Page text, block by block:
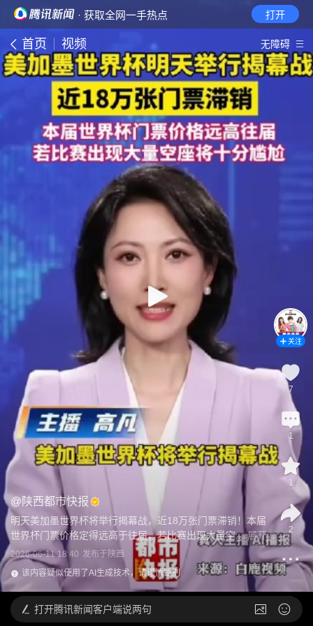
· 获取全网一手热点 打开
首页 视频 无障碍
@陕西都市快报
明天美加墨世界杯将举行揭幕战，近18万张门票滞销！本届
世界杯门票价格定得远高于往届，若比赛出现大量空... 展开
2026-06-11 18:40 发布于 陕西
该内容疑似使用了AI生成技术，请谨慎甄别
关注
7
1
1
2
打开腾讯新闻客户端说两句